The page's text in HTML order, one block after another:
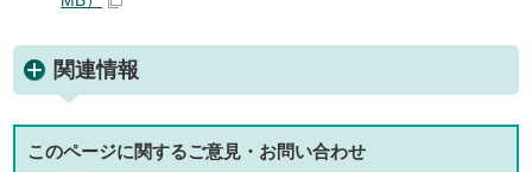
関連情報
このページに関するご意見・お問い合わせ